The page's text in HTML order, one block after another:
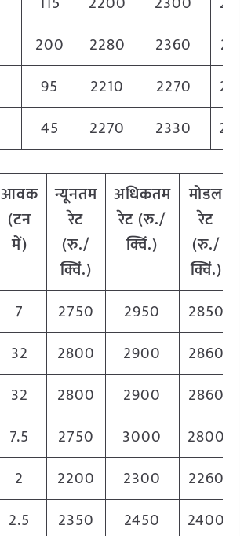
200 2280 2360
95 2210 2270
45 2270 2330
आवक
(टन
में)
न्यूनतम
रेट
(रु./
क्विं.)
अधिकतम
रेट (रु./
क्विं.)
मोडल
रेट
(रु./
क्विं.)
7 2750 2950
2850
32 2800 2900
2860
32 2800 2900
2860
7.5 2750 3000
2800
2 2200 2300
2260
2.5 2350 2450
2400